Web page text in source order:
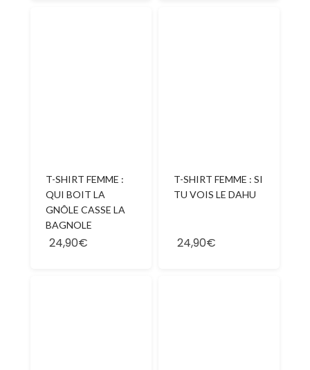
T-SHIRT FEMME :
QUI BOIT LA
GNÔLE CASSE LA
BAGNOLE
24,90€
T-SHIRT FEMME : SI
TU VOIS LE DAHU
24,90€